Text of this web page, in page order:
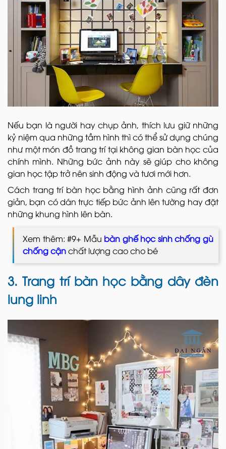
Nếu bạn là người hay chụp ảnh, thích lưu giữ những
kỷ niệm qua những tầm hình thì có thể sử dụng chúng
như một món đồ trang trí tại không gian bàn học của
chính mình. Những bức ảnh này sẽ giúp cho không
gian học tập trở nên sinh động và tươi mới hơn.
Cách trang trí bàn học bằng hình ảnh cũng rất đơn
giản, bạn có dán trực tiếp bức ảnh lên tường hay đặt
những khung hình lên bàn.
Xem thêm: #9+ Mẫu bàn ghế học sinh chống gù
chống cậnchất lượng cao cho bé
3. Trang trí bàn học bằng dây đèn
lung linh